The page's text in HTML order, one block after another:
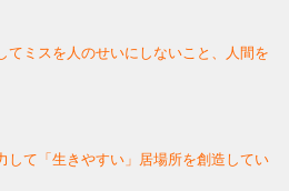
てミスを人のせいにしないこと、人間を
して「生きやすい」居場所を創造してい